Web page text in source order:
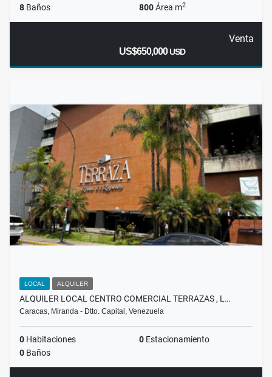
8 Baños 800Área m2
Venta
US$650,000USD
LOCAL ALQUILER
ALQUILER LOCAL CENTRO COMERCIAL TERRAZAS , L…
Caracas, Miranda - Dtto. Capital, Venezuela
0 Habitaciones 0 Estacionamiento
0 Baños